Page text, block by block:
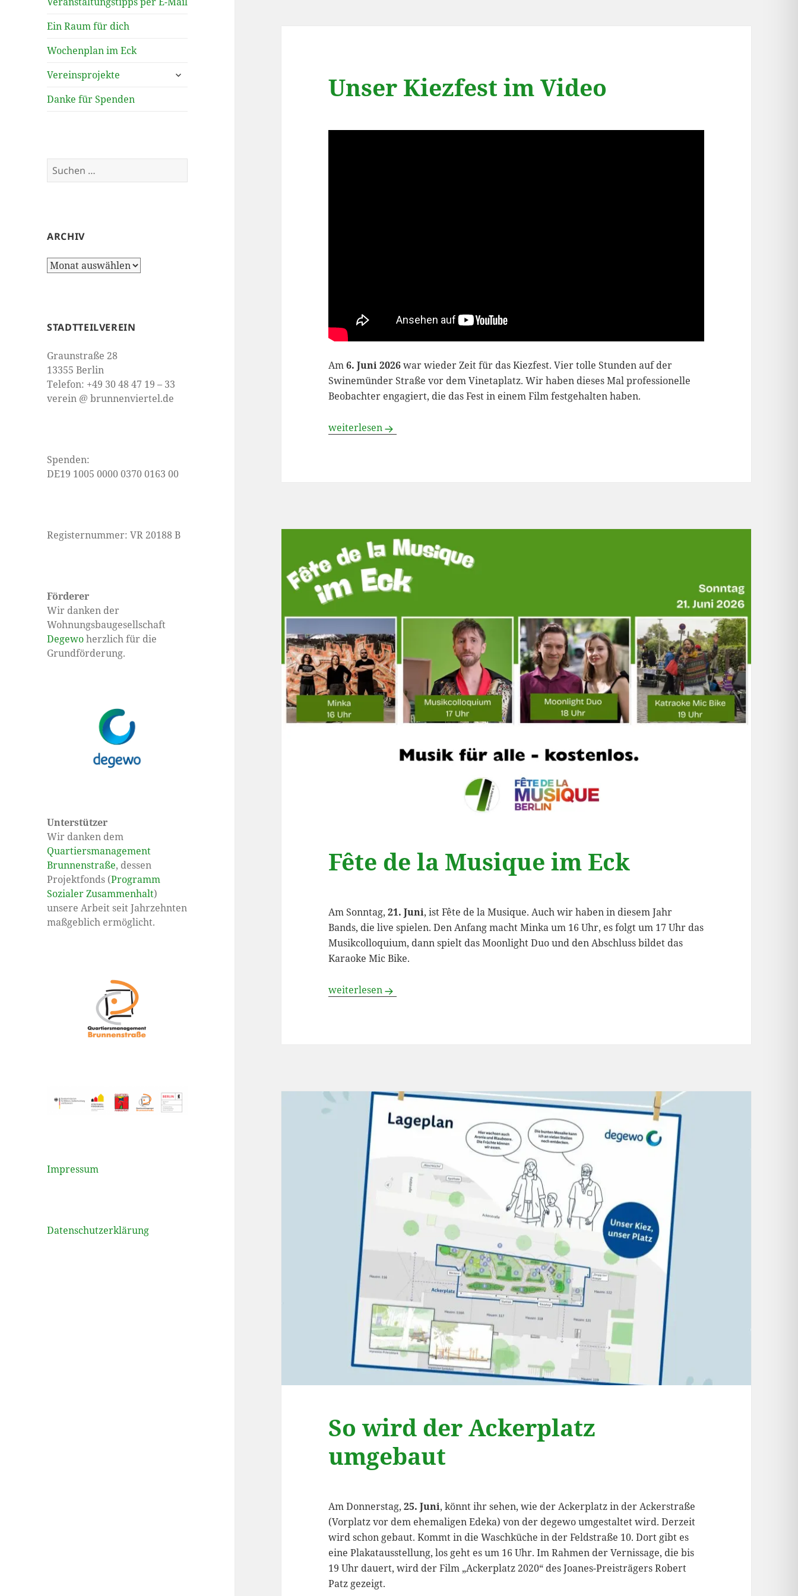
Ein Raum für dich
Wochenplan im Eck
Vereinsprojekte
untermenü
Danke für Spenden
Suchen
nach:
ARCHIV
Archiv
STADTTEILVEREIN
Graunstraße 28
13355 Berlin
Telefon: +49 30 48 47 19 – 33
verein @ brunnenviertel.de
Spenden:
DE19 1005 0000 0370 0163 00
Registernummer: VR 20188 B
Förderer
Wir danken der
Wohnungsbaugesellschaft
Degewoherzlich für die
Grundförderung.
Unterstützer
Wir danken dem
Quartiersmanagement
Brunnenstraße, dessen
Projektfonds (Programm
Sozialer Zusammenhalt)
unsere Arbeit seit Jahrzehnten
maßgeblich ermöglicht.
Impressum
Datenschutzerklärung
Unser Kiezfest im Video
Am6. Juni 2026war wieder Zeit für das Kiezfest. Vier tolle Stunden auf der
Swinemünder Straße vor dem Vinetaplatz. Wir haben dieses Mal professionelle
Beobachter engagiert, die das Fest in einem Film festgehalten haben.
Unser Kiezfest im Video
weiterlesen
Fête de la Musique im Eck
Am Sonntag,21. Juni, ist Fête de la Musique. Auch wir haben in diesem Jahr
Bands, die live spielen. Den Anfang macht Minka um 16 Uhr, es folgt um 17 Uhr das
Musikcolloquium, dann spielt das Moonlight Duo und den Abschluss bildet das
Karaoke Mic Bike.
Fête de la Musique im Eck
weiterlesen
So wird der Ackerplatz
umgebaut
Am Donnerstag,25. Juni, könnt ihr sehen, wie der Ackerplatz in der Ackerstraße
(Vorplatz vor dem ehemaligen Edeka) von der degewo umgestaltet wird. Derzeit
wird schon gebaut. Kommt in die Waschküche in der Feldstraße 10. Dort gibt es
eine Plakatausstellung, los geht es um 16 Uhr. Im Rahmen der Vernissage, die bis
19 Uhr dauert, wird der Film „Ackerplatz 2020“ des Joanes-Preisträgers Robert
Patz gezeigt.